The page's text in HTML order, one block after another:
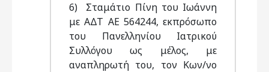
6) Σταμάτιο Πίνη του Ιωάννη
με ΑΔΤ ΑΕ 564244, εκπρόσωπο
του Πανελληνίου Ιατρικού
Συλλόγου ως μέλος, με
αναπληρωτή του, τον Κων/νο